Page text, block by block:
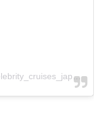
【公式】セレブリティクルーズさん(@celebrity_cruises_japan)がシェアした投稿